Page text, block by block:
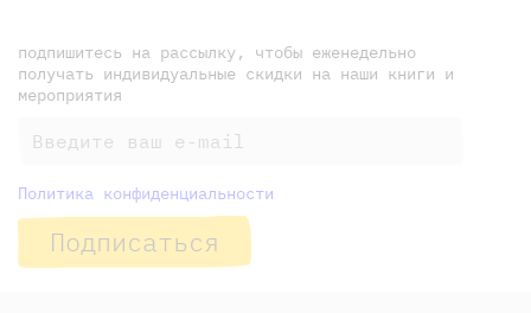
подпишитесь на рассылку, чтобы еженедельно
получать индивидуальные скидки на наши книги и
мероприятия
Политика конфиденциальности
Подписаться